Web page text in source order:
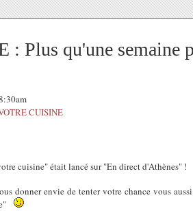
Plus qu'une semaine
CUISINE
cuisine" était lancé sur "En direct d'Athènes" !
donner envie de tenter votre chance vous